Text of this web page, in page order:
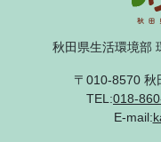
秋田県生活環境部
〒010-8570 秋
TEL:018-
E-mail: